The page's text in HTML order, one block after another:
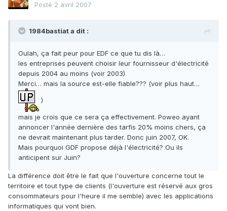
Posté 2 avril 2007
1984bastiat a dit :
Oulah, ça fait peur pour EDF ce que tu dis là…
les entreprises peuvent choisir leur fournisseur d'électricité
depuis 2004 au moins (voir 2003)
Merci… mais la source est-elle fiable??? (voir plus haut…
)
mais je crois que ce sera ça effectivement. Poweo ayant
annoncer l'année dernière des tarfis 20% moins chers, ça
ne devrait maintenant plus tarder. Donc juin 2007, OK.
Mais pourquoi GDF propose déjà l'électricité? Ou ils
anticipent sur Juin?
La différence doit être le fait que l'ouverture concerne tout le
territoire et tout type de clients (l'ouverture est réservé aux gros
consommateurs pour l'heure il me semble) avec les applications
informatiques qui vont bien.